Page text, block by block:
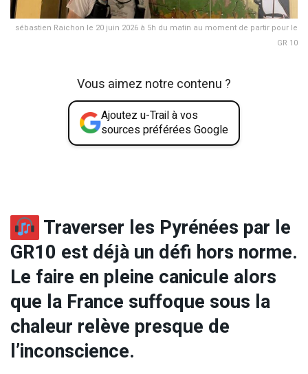
sébastien Raichon le 20 juin 2026 à 5h du matin au moment de partir pour le
GR 10
Vous aimez notre contenu ?
Ajoutez u-Trail à vos
sources préférées Google
Traverser les Pyrénées par le
GR10 est déjà un défi hors norme.
Le faire en pleine canicule alors
que la France suffoque sous la
chaleur relève presque de
l’inconscience.